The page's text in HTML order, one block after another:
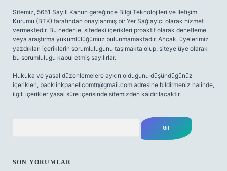
Sitemiz, 5651 Sayılı Kanun gereğince Bilgi Teknolojileri ve İletişim
Kurumu (BTK) tarafından onaylanmış bir Yer Sağlayıcı olarak hizmet
vermektedir. Bu nedenle, sitedeki içerikleri proaktif olarak denetleme
veya araştırma yükümlülüğümüz bulunmamaktadır. Ancak, üyelerimiz
yazdıkları içeriklerin sorumluluğunu taşımakta olup, siteye üye olarak
bu sorumluluğu kabul etmiş sayılırlar.
Hukuka ve yasal düzenlemelere aykırı olduğunu düşündüğünüz
içerikleri, backlinkpanelicomtr@gmail.com adresine bildirmeniz halinde,
ilgili içerikler yasal süre içerisinde sitemizden kaldırılacaktır.
SON YORUMLAR